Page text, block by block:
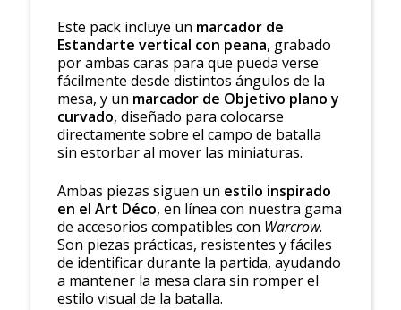
Este pack incluye un marcador de
Estandarte vertical con peana, grabado
por ambas caras para que pueda verse
fácilmente desde distintos ángulos de la
mesa, y un marcador de Objetivo plano y
curvado, diseñado para colocarse
directamente sobre el campo de batalla
sin estorbar al mover las miniaturas.
Ambas piezas siguen un estilo inspirado
en el Art Déco, en línea con nuestra gama
de accesorios compatibles con Warcrow.
Son piezas prácticas, resistentes y fáciles
de identificar durante la partida, ayudando
a mantener la mesa clara sin romper el
estilo visual de la batalla.